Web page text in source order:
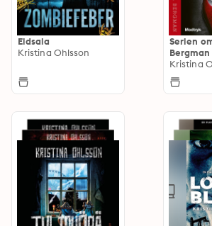
Eldsala
Kristina Ohlsson
Serien
Bergman
Kristina